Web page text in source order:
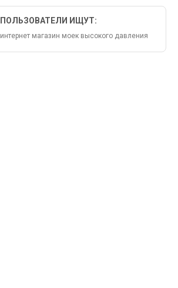
ПОЛЬЗОВАТЕЛИ ИЩУТ:
интернет магазин моек высокого давления